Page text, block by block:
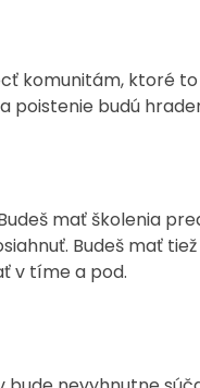
komunitám, ktoré
poistenie budú
mať školenia
Budeš mať
v tíme a pod.